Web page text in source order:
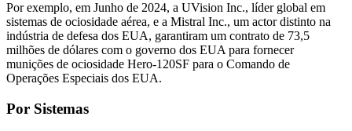
Por exemplo, em Junho de 2024, a UVision Inc., líder global em
sistemas de ociosidade aérea, e a Mistral Inc., um actor distinto na
indústria de defesa dos EUA, garantiram um contrato de 73,5
milhões de dólares com o governo dos EUA para fornecer
munições de ociosidade Hero-120SF para o Comando de
Operações Especiais dos EUA.
Por Sistemas